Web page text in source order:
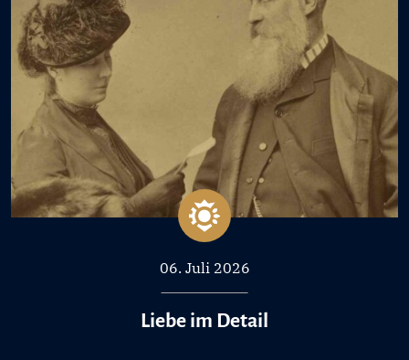
06. Juli 2026
Liebe im Detail